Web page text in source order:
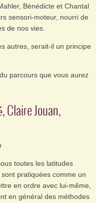
Bénédicte et Chantal
sensori-moteur, nourri de
de nos vies.
autres, serait-il un principe
parcours que vous aurez
Claire Jouan,
toutes les latitudes
pratiquées comme un
en ordre avec lui-même,
en général des méthodes